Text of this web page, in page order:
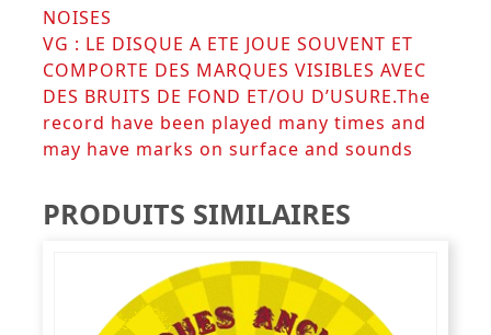
NOISES
VG : LE DISQUE A ETE JOUE SOUVENT ET
COMPORTE DES MARQUES VISIBLES AVEC
DES BRUITS DE FOND ET/OU D’USURE.The
record have been played many times and
may have marks on surface and sounds
PRODUITS SIMILAIRES